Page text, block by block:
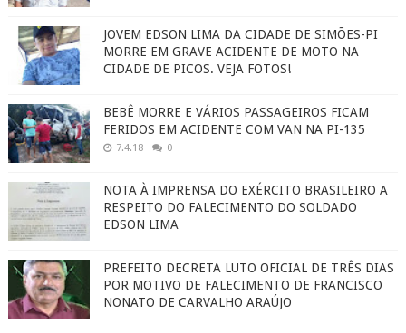
JOVEM EDSON LIMA DA CIDADE DE SIMÕES-PI
MORRE EM GRAVE ACIDENTE DE MOTO NA
CIDADE DE PICOS. VEJA FOTOS!
BEBÊ MORRE E VÁRIOS PASSAGEIROS FICAM
FERIDOS EM ACIDENTE COM VAN NA PI-135
7.4.18 0
NOTA À IMPRENSA DO EXÉRCITO BRASILEIRO A
RESPEITO DO FALECIMENTO DO SOLDADO
EDSON LIMA
PREFEITO DECRETA LUTO OFICIAL DE TRÊS DIAS
POR MOTIVO DE FALECIMENTO DE FRANCISCO
NONATO DE CARVALHO ARAÚJO